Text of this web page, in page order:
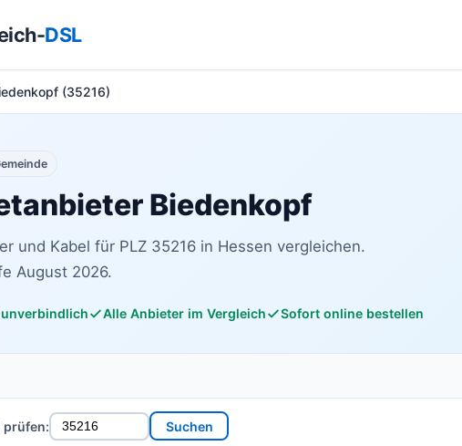
DSL
(35216)
Biedenkopf
und Kabel für PLZ 35216 in Hessen vergleichen.
August 2026.
Alle Anbieter im Vergleich Sofort online bestellen
prüfen: Suchen